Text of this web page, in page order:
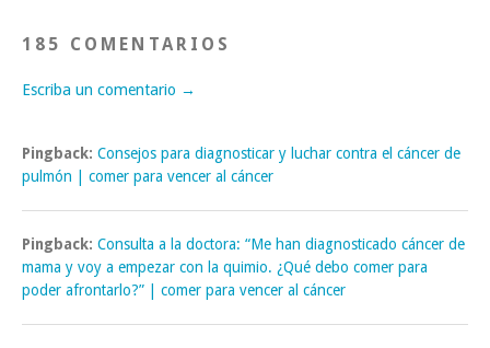
185 COMENTARIOS
Escriba un comentario →
Pingback: Consejos para diagnosticar y luchar contra el cáncer de
pulmón | comer para vencer al cáncer
Pingback: Consulta a la doctora: “Me han diagnosticado cáncer de
mama y voy a empezar con la quimio. ¿Qué debo comer para
poder afrontarlo?” | comer para vencer al cáncer